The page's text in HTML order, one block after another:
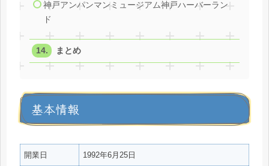
神戸アンパンマンミュージアム神戸ハーバーラン
ド
まとめ
基本情報
開業日 1992年6月25日